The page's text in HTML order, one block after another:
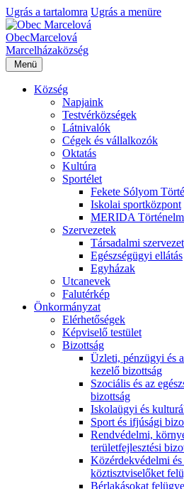
Ugrás a tartalomra Ugrás a menüre
ObecMarcelová
Marcelházaközség
Menü
Község
Napjaink
Testvérközségek
Látnivalók
Cégek és vállalkozók
Oktatás
Kultúra
Sportélet
Fekete Sólyom
Iskolai sportközpont
MERIDA
Szervezetek
Társadalmi
Egészségügyi ellátás
Egyházak
Utcanevek
Falutérkép
Önkormányzat
Elérhetőségek
Képviselő testület
Bizottság
Üzleti, pénzügyi és
kezelő bizottság
Szociális és az
bizottság
Iskolaügyi és
Sport és ifjúsági
Rendvédelmi,
területfejlesztési
Közérdekvédelmi
köztisztviselőket
Bérlakásokat